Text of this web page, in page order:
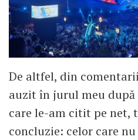
De altfel, din
auzit în jurul meu după
care le-am citit pe net,
concluzie: celor care